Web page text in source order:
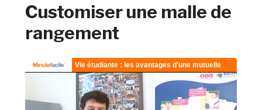
Customiser une malle de
rangement